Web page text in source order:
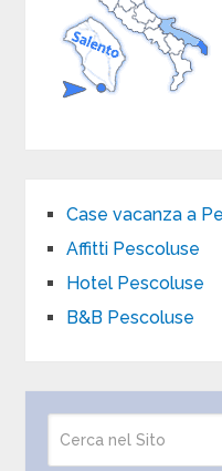
Case vacanza a
Affitti Pescoluse
Hotel Pescoluse
B&B Pescoluse